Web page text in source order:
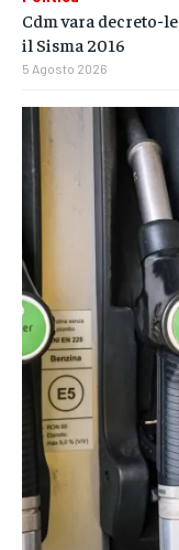
Cdm vara decreto-
il Sisma 2016
5 Agosto 2026